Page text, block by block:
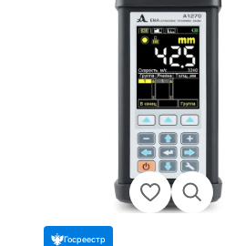
Госреестр